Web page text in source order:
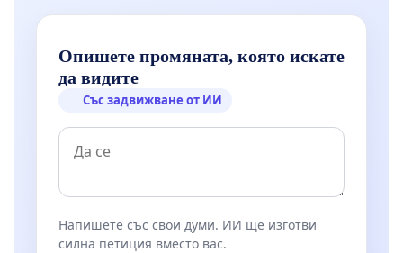
Опишете промяната, която искате
да видите
Със задвижване от ИИ
Напишете със свои думи. ИИ ще изготви
силна петиция вместо вас.